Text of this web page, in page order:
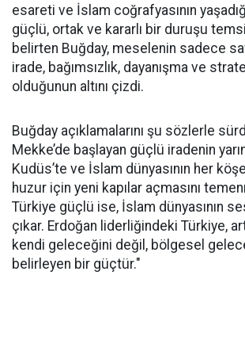
esareti ve İslam coğrafyasının
güçlü, ortak ve kararlı bir duruşu
belirten Buğday, meselenin sadece
irade, bağımsızlık, dayanışma ve
olduğunun altını çizdi.
Buğday açıklamalarını şu sözlerle
Mekke’de başlayan güçlü iradenin
Kudüs’te ve İslam dünyasının her
huzur için yeni kapılar açmasını
Türkiye güçlü ise, İslam dünyasının
çıkar. Erdoğan liderliğindeki Türkiye,
kendi geleceğini değil, bölgesel
belirleyen bir güçtür."